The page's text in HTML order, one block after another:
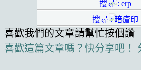
搜尋 : erp
搜尋 : 暗瘡印
喜歡我們的文章請幫忙按個讚
喜歡這篇文章嗎？快分享吧！